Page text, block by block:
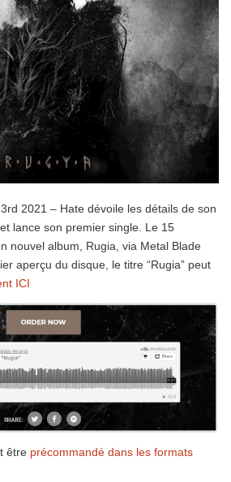
2021 – Hate dévoile les détails de son
lance son premier single. Le 15
nouvel album, Rugia, via Metal Blade
aperçu du disque, le titre “Rugia” peut
ICI
être précommandé dans les formats